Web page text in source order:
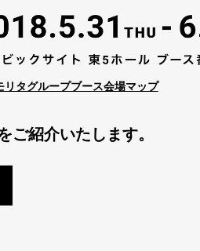
リタグループブース会場マップ
ご紹介いたします。